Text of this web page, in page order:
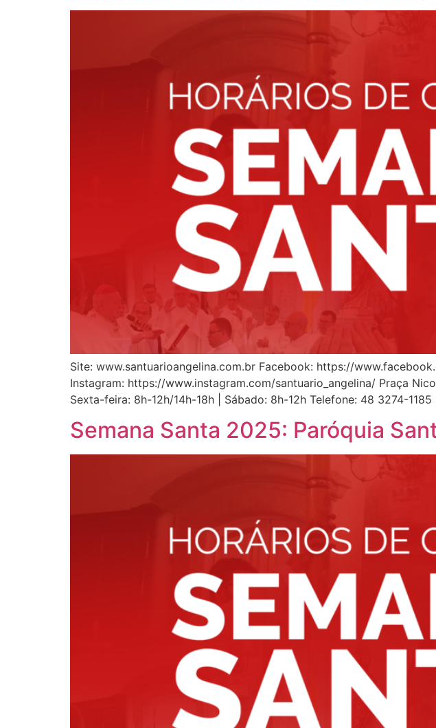
Site: www.santuarioangelina.com.br Facebook: https://
Instagram: https://www.instagram.com/santuario_angelina/ Praça
Sexta-feira: 8h-12h/14h-18h | Sábado: 8h-12h Telefone: 48 3274-1185
Semana Santa 2025: Paróquia